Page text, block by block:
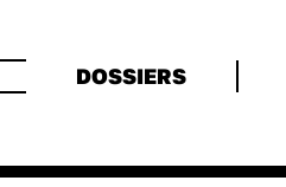
DOSSIERS